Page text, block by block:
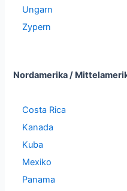
Ungarn
Zypern
Nordamerika /
Costa Rica
Kanada
Kuba
Mexiko
Panama